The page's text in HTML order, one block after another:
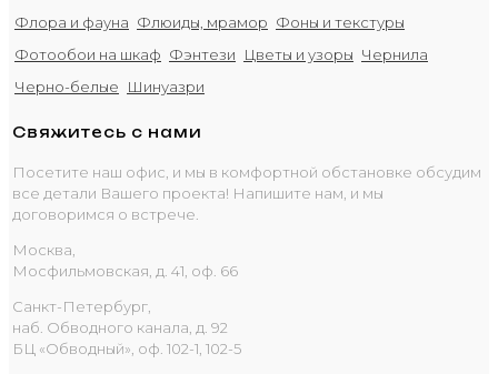
Флора и фауна Флюиды, мрамор Фоны и текстуры
Фотообои на шкаф Фэнтези Цветы и узоры Чернила
Черно-белые
Шинуазри
Свяжитесь с нами
Посетите наш офис, и мы в комфортной обстановке обсудим
все детали Вашего проекта! Напишите нам, и мы
договоримся о встрече.
Москва,
Мосфильмовская, д. 41, оф. 66
Санкт-Петербург,
наб. Обводного канала, д. 92
БЦ «Обводный», оф. 102-1, 102-5